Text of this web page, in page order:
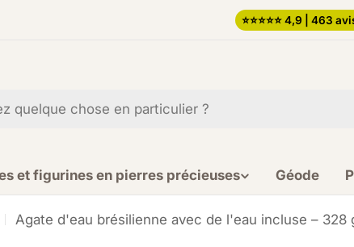
⭐️⭐️⭐️⭐️⭐️ 4,9 | 463
et figurines en pierres précieuses Géode
Agate d'eau brésilienne avec de l'eau incluse – 328